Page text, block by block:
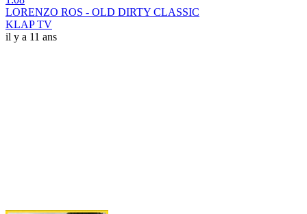
LORENZO ROS - OLD DIRTY CLASSIC
KLAP TV
il y a 11 ans